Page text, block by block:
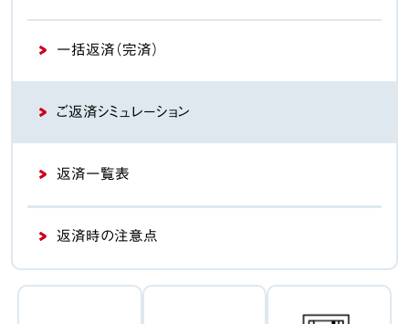
一括返済（完済）
ご返済シミュレーション
返済一覧表
返済時の注意点